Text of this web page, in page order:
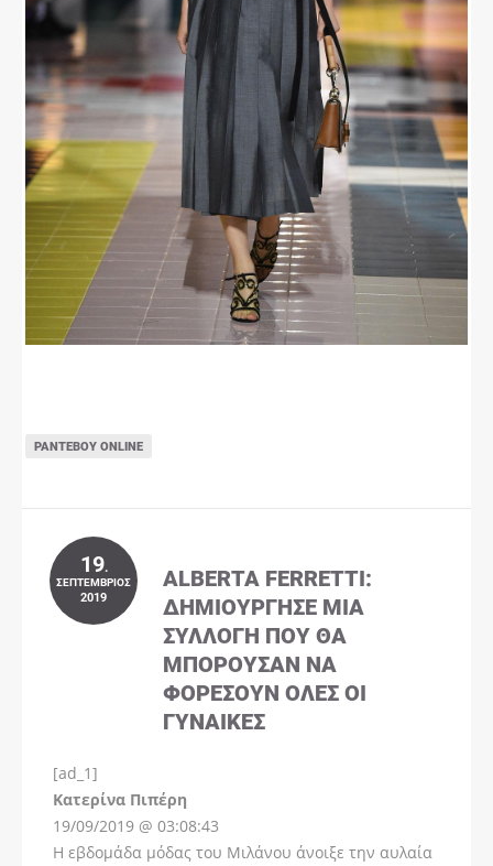
ΡΑΝΤΕΒΟΎ ONLINE
19.
ΣΕΠΤΈΜΒΡΙΟΣ
2019
ALBERTA FERRETTI:
ΔΗΜΙΟΎΡΓΗΣΕ ΜΊΑ
ΣΥΛΛΟΓΉ ΠΟΥ ΘΑ
ΜΠΟΡΟΎΣΑΝ ΝΑ
ΦΟΡΈΣΟΥΝ ΌΛΕΣ ΟΙ
ΓΥΝΑΊΚΕΣ
[ad_1]
Kατερίνα Πιπέρη
19/09/2019 @ 03:08:43
Η εβδομάδα μόδας του Μιλάνου άνοιξε την αυλαία